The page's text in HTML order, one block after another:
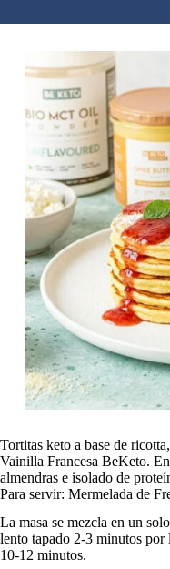
Tortitas keto a base de
Vainilla Francesa BeKeto.
almendras e isolado de
Para servir: Mermelada de
La masa se mezcla en un
lento tapado 2-3 minutos
10-12 minutos.